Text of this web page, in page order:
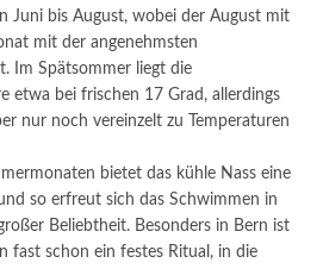
Juni bis August, wobei der August mit
mit der angenehmsten
Im Spätsommer liegt die
etwa bei frischen 17 Grad, allerdings
nur noch vereinzelt zu Temperaturen
bietet das kühle Nass eine
so erfreut sich das Schwimmen in
Beliebtheit. Besonders in Bern ist
fast schon ein festes Ritual, in die